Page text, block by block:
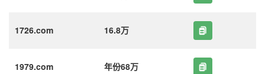
1726.com 16.8万
1979.com 年份68万